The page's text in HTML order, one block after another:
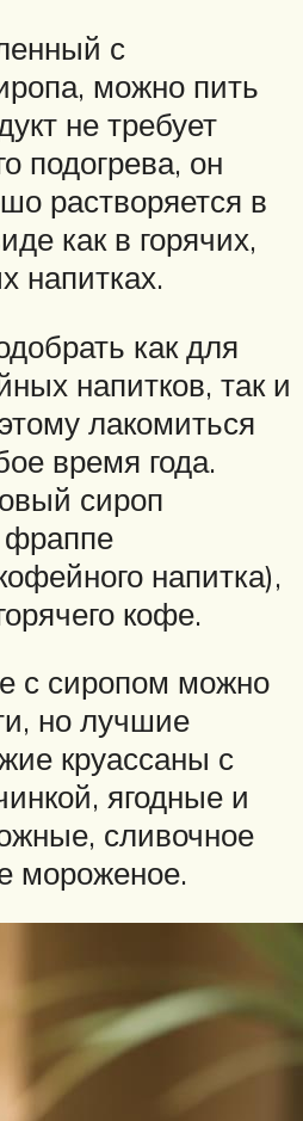
с
можно пить
не требует
подогрева, он
растворяется в
как в горячих,
напитках.
как для
напитков, так и
лакомиться
время года.
сироп
фраппе
напитка),
кофе.
с сиропом можно
но лучшие
круассаны с
ягодные и
сливочное
мороженое.